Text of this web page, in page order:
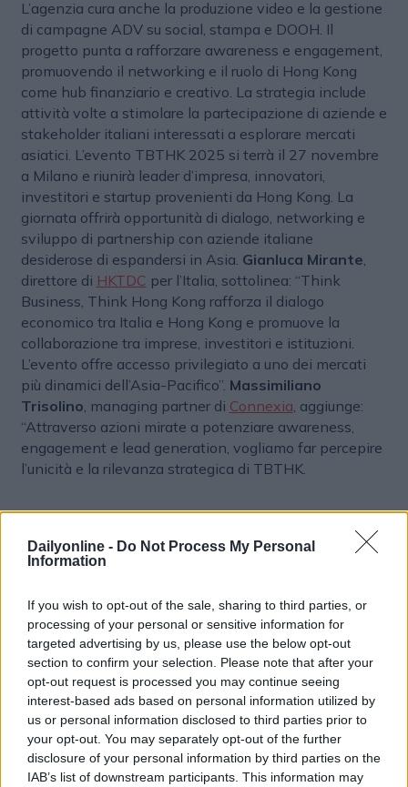
Dailyonline - Do Not Process My Personal
Information
If you wish to opt-out of the sale, sharing to third parties, or
processing of your personal or sensitive information for
targeted advertising by us, please use the below opt-out
section to confirm your selection. Please note that after your
opt-out request is processed you may continue seeing
interest-based ads based on personal information utilized by
us or personal information disclosed to third parties prior to
your opt-out. You may separately opt-out of the further
disclosure of your personal information by third parties on the
IAB’s list of downstream participants. This information may
L’agenzia cura anche la produzione video e la gestione
di campagne ADV su social, stampa e DOOH. Il
progetto punta a rafforzare awareness e engagement,
promuovendo il networking e il ruolo di Hong Kong
come hub finanziario e creativo. La strategia include
attività volte a stimolare la partecipazione di aziende e
stakeholder italiani interessati a esplorare mercati
asiatici. L’evento TBTHK 2025 si terrà il 27 novembre
a Milano e riunirà leader d’impresa, innovatori,
investitori e startup provenienti da Hong Kong. La
giornata offrirà opportunità di dialogo, networking e
sviluppo di partnership con aziende italiane
desiderose di espandersi in Asia. Gianluca Mirante,
direttore di HKTDC per l’Italia, sottolinea: “Think
Business, Think Hong Kong rafforza il dialogo
economico tra Italia e Hong Kong e promuove la
collaborazione tra imprese, investitori e istituzioni.
L’evento offre accesso privilegiato a uno dei mercati
più dinamici dell’Asia-Pacifico”. Massimiliano
Trisolino, managing partner di Connexia, aggiunge:
“Attraverso azioni mirate a potenziare awareness,
engagement e lead generation, vogliamo far percepire
l’unicità e la rilevanza strategica di TBTHK.
Hong Kong rappresenta uno stargate concreto verso
piattaforma esclusiva per stringere partnership di
lungo periodo, condividere best practice e favorire
l’incontro tra aziende italiane e operatori asiatici.
Connexia e Retex supportano così HKTDC nel
posizionamento internazionale di Hong Kong come
hub di business, innovazione e opportunità globali.